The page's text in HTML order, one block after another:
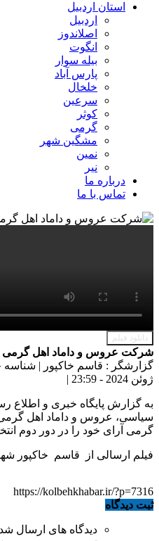
استان اردبیل
اردبیل
اصلاندوز
انگوت
بیله سوار
پارس آباد
خلخال
سرعین
کوثر
گرمی
مشگین شهر
نمین
نیر
درباره ما
تماس با ما
دانلود فیلم
شرکت عروس‌ و داماد اهل گرمی
گزارشگر : قاسم خاکپور | شناسه
ژوئن 2024 - 23:59
|
به گزارش پایگاه خبری و اطلاع
سیاسی، عروس و داماد اهل
گرمی آرای خود را در دور دوم
فیلم ارسالی از قاسم خاکپور
https://kolbehkhabar.ir/?p=7316
ثبت دیدگاه
دیدگاه های ارسال